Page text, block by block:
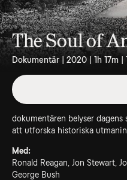
The Soul of
Dokumentär | 2020 | 1h 17m |
dokumentären belyser
att utforska historiska
Med:
Ronald Reagan, Jon Stewart,
George Bush